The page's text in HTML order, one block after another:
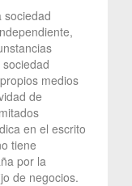
sociedad
medios
de
en el escrito
tiene
por la
de negocios.